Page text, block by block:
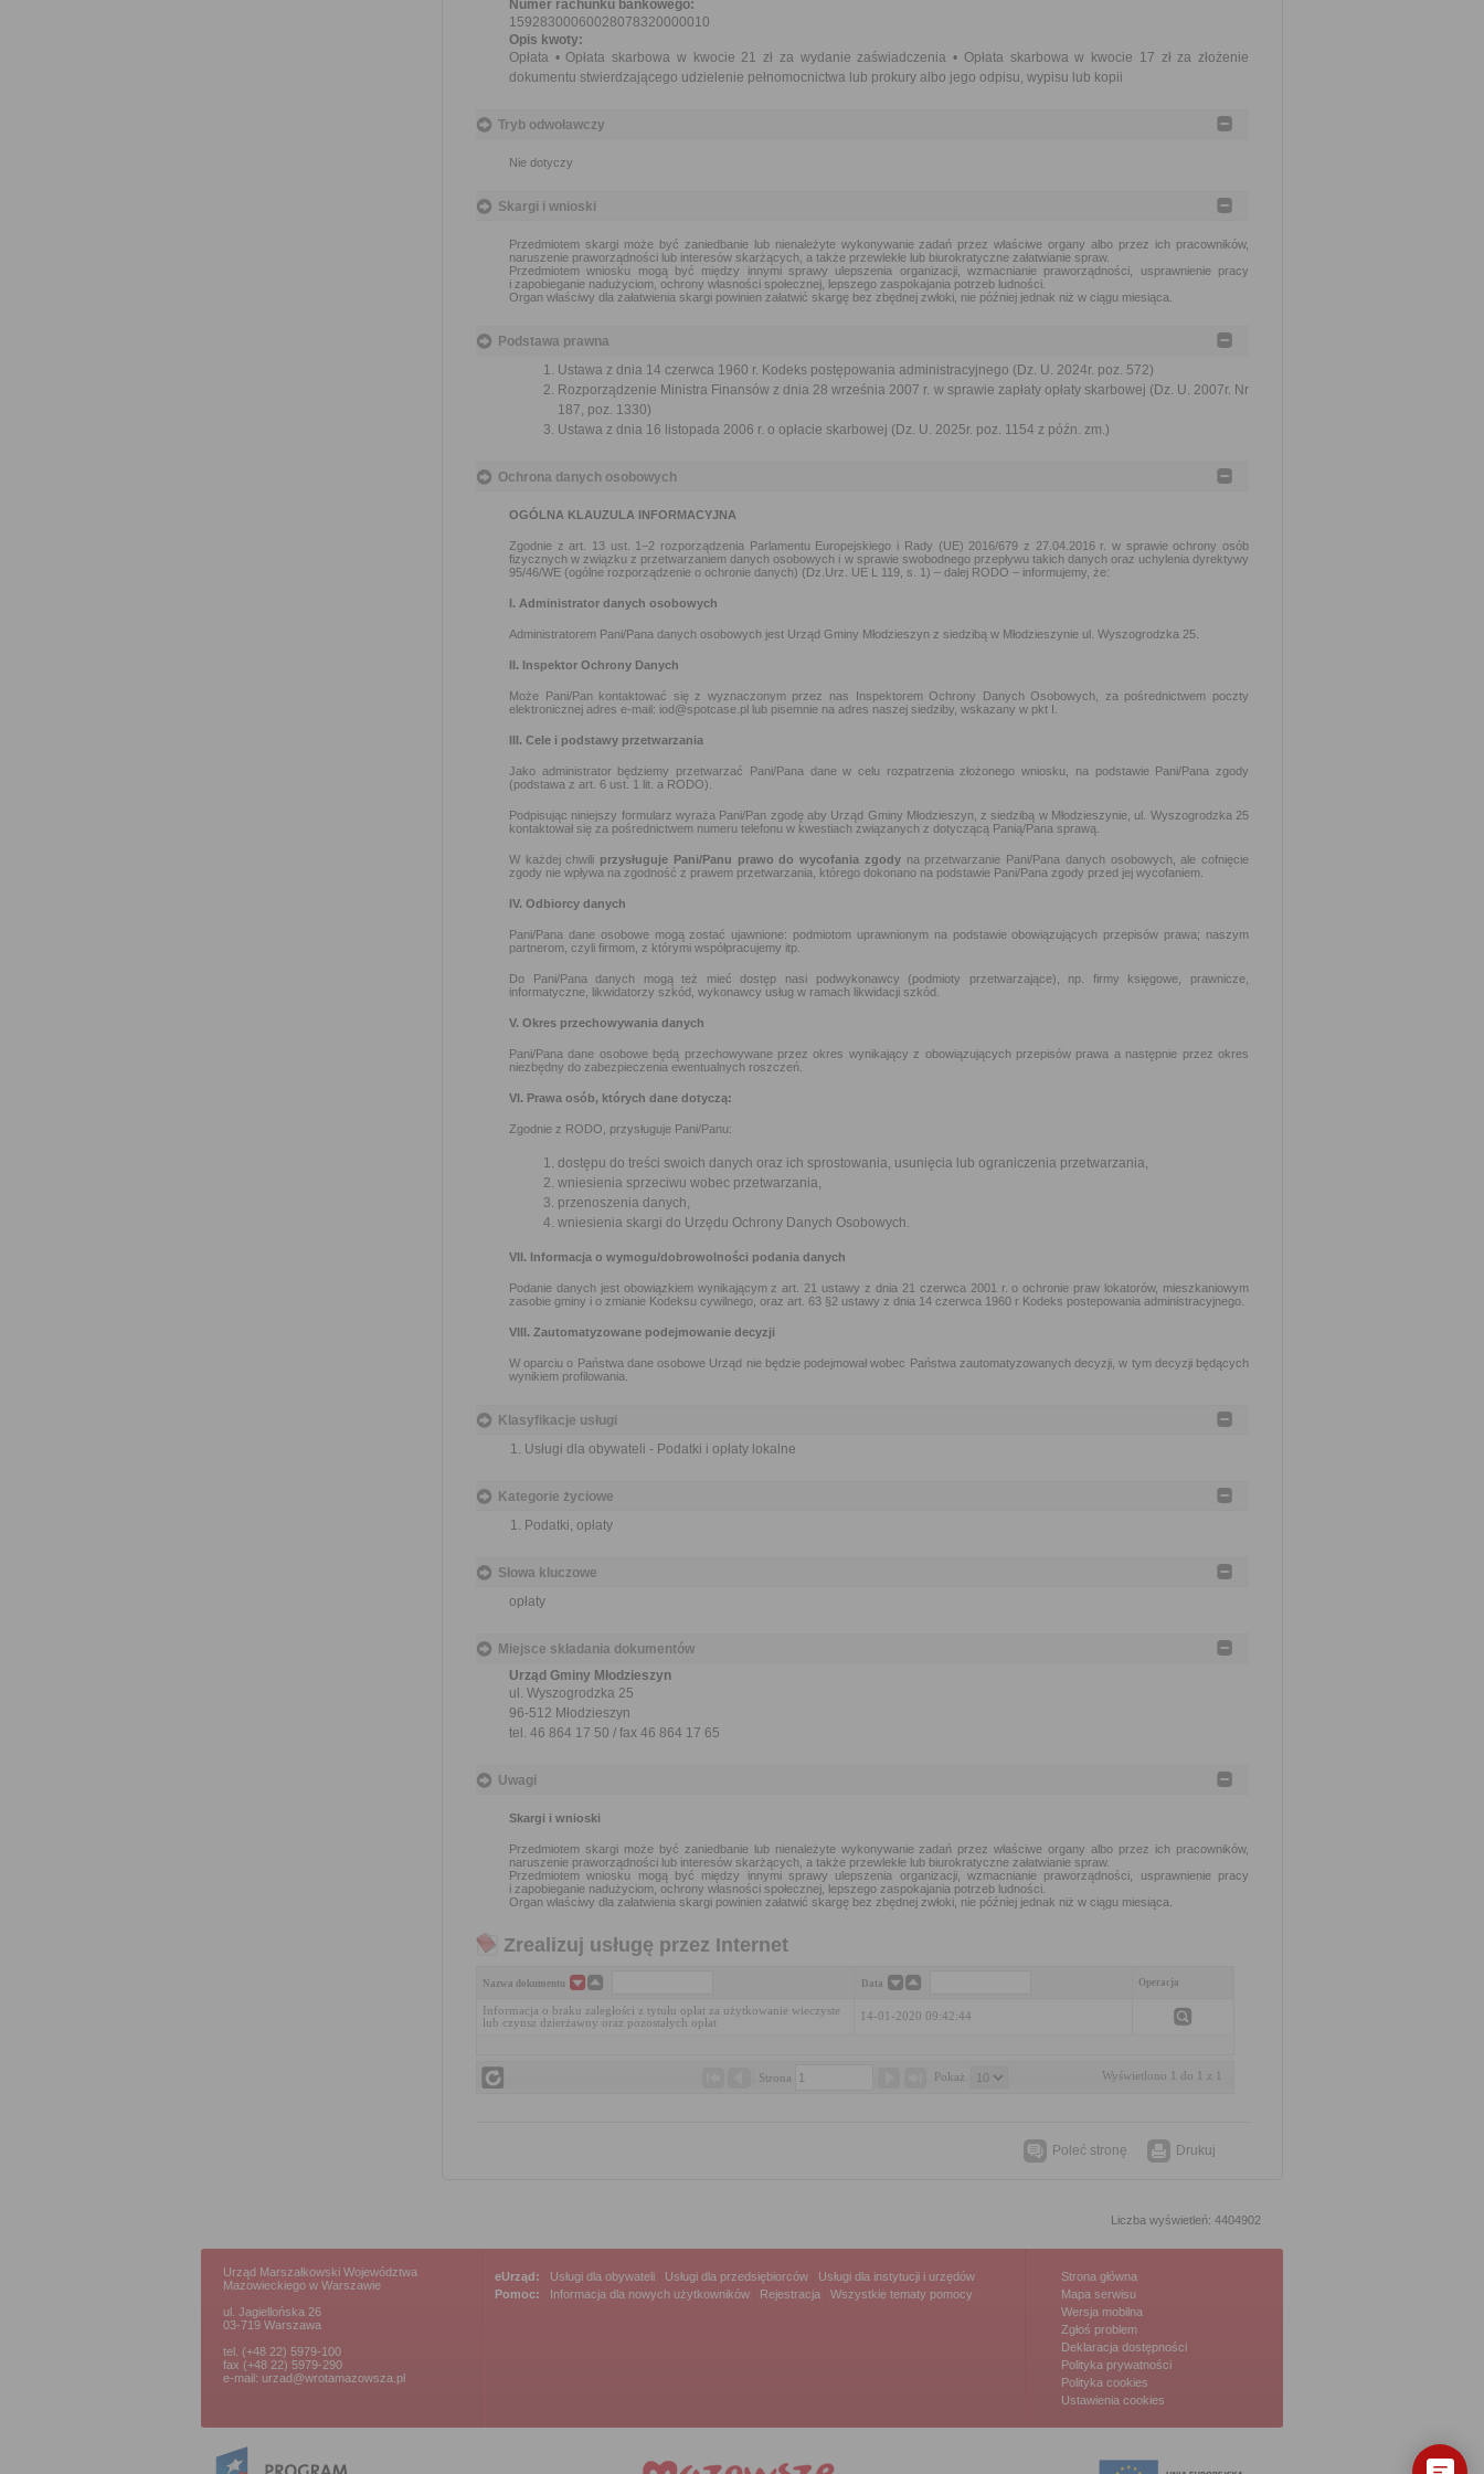
Numer rachunku bankowego:
15928300060028078320000010
Opis kwoty:
Opłata • Opłata skarbowa w kwocie 21 zł za wydanie zaświadczenia • Opłata skarbowa w kwocie 17 zł za złożenie
dokumentu stwierdzającego udzielenie pełnomocnictwa lub prokury albo jego odpisu, wypisu lub kopii
Tryb odwoławczy
Nie dotyczy
Skargi i wnioski
Przedmiotem skargi może być zaniedbanie lub nienależyte wykonywanie zadań przez właściwe organy albo przez ich pracowników,
naruszenie praworządności lub interesów skarżących, a także przewlekłe lub biurokratyczne załatwianie spraw.
Przedmiotem wniosku mogą być między innymi sprawy ulepszenia organizacji, wzmacnianie praworządności, usprawnienie pracy
i zapobieganie nadużyciom, ochrony własności społecznej, lepszego zaspokajania potrzeb ludności.
Organ właściwy dla załatwienia skargi powinien załatwić skargę bez zbędnej zwłoki, nie później jednak niż w ciągu miesiąca.
Podstawa prawna
Ustawa z dnia 14 czerwca 1960 r. Kodeks postępowania administracyjnego (Dz. U. 2024r. poz. 572)
Rozporządzenie Ministra Finansów z dnia 28 września 2007 r. w sprawie zapłaty opłaty skarbowej (Dz. U. 2007r. Nr
187, poz. 1330)
Ustawa z dnia 16 listopada 2006 r. o opłacie skarbowej (Dz. U. 2025r. poz. 1154 z późn. zm.)
Ochrona danych osobowych
OGÓLNA KLAUZULA INFORMACYJNA
Zgodnie z art. 13 ust. 1−2 rozporządzenia Parlamentu Europejskiego i Rady (UE) 2016/679 z 27.04.2016 r. w sprawie ochrony osób
fizycznych w związku z przetwarzaniem danych osobowych i w sprawie swobodnego przepływu takich danych oraz uchylenia dyrektywy
95/46/WE (ogólne rozporządzenie o ochronie danych) (Dz.Urz. UE L 119, s. 1) – dalej RODO − informujemy, że:
I. Administrator danych osobowych
Administratorem Pani/Pana danych osobowych jest Urząd Gminy Młodzieszyn z siedzibą w Młodzieszynie ul. Wyszogrodzka 25.
II. Inspektor Ochrony Danych
Może Pani/Pan kontaktować się z wyznaczonym przez nas Inspektorem Ochrony Danych Osobowych, za pośrednictwem poczty
elektronicznej adres e-mail: iod@spotcase.pl lub pisemnie na adres naszej siedziby, wskazany w pkt I.
III. Cele i podstawy przetwarzania
Jako administrator będziemy przetwarzać Pani/Pana dane w celu rozpatrzenia złożonego wniosku, na podstawie Pani/Pana zgody
(podstawa z art. 6 ust. 1 lit. a RODO).
Podpisując niniejszy formularz wyraża Pani/Pan zgodę aby Urząd Gminy Młodzieszyn, z siedzibą w Młodzieszynie, ul. Wyszogrodzka 25
kontaktował się za pośrednictwem numeru telefonu w kwestiach związanych z dotyczącą Panią/Pana sprawą.
W każdej chwili przysługuje Pani/Panu prawo do wycofania zgodyna przetwarzanie Pani/Pana danych osobowych, ale cofnięcie
zgody nie wpływa na zgodność z prawem przetwarzania, którego dokonano na podstawie Pani/Pana zgody przed jej wycofaniem.
IV. Odbiorcy danych
Pani/Pana dane osobowe mogą zostać ujawnione: podmiotom uprawnionym na podstawie obowiązujących przepisów prawa; naszym
partnerom, czyli firmom, z którymi współpracujemy itp.
Do Pani/Pana danych mogą też mieć dostęp nasi podwykonawcy (podmioty przetwarzające), np. firmy księgowe, prawnicze,
informatyczne, likwidatorzy szkód, wykonawcy usług w ramach likwidacji szkód.
V. Okres przechowywania danych
Pani/Pana dane osobowe będą przechowywane przez okres wynikający z obowiązujących przepisów prawa a następnie przez okres
niezbędny do zabezpieczenia ewentualnych roszczeń.
VI. Prawa osób, których dane dotyczą:
Zgodnie z RODO, przysługuje Pani/Panu:
dostępu do treści swoich danych oraz ich sprostowania, usunięcia lub ograniczenia przetwarzania,
wniesienia sprzeciwu wobec przetwarzania,
przenoszenia danych,
wniesienia skargi do Urzędu Ochrony Danych Osobowych.
VII. Informacja o wymogu/dobrowolności podania danych
Podanie danych jest obowiązkiem wynikającym z art. 21 ustawy z dnia 21 czerwca 2001 r. o ochronie praw lokatorów, mieszkaniowym
zasobie gminy i o zmianie Kodeksu cywilnego, oraz art. 63 §2 ustawy z dnia 14 czerwca 1960 r Kodeks postepowania administracyjnego.
VIII. Zautomatyzowane podejmowanie decyzji
W oparciu o Państwa dane osobowe Urząd nie będzie podejmował wobec Państwa zautomatyzowanych decyzji, w tym decyzji będących
wynikiem profilowania.
Klasyfikacje usługi
Usługi dla obywateli - Podatki i opłaty lokalne
Kategorie życiowe
Podatki, opłaty
Słowa kluczowe
opłaty
Miejsce składania dokumentów
Urząd Gminy Młodzieszyn
ul. Wyszogrodzka 25
96-512 Młodzieszyn
tel. 46 864 17 50 / fax 46 864 17 65
Uwagi
Skargi i wnioski
Przedmiotem skargi może być zaniedbanie lub nienależyte wykonywanie zadań przez właściwe organy albo przez ich pracowników,
naruszenie praworządności lub interesów skarżących, a także przewlekłe lub biurokratyczne załatwianie spraw.
Przedmiotem wniosku mogą być między innymi sprawy ulepszenia organizacji, wzmacnianie praworządności, usprawnienie pracy
i zapobieganie nadużyciom, ochrony własności społecznej, lepszego zaspokajania potrzeb ludności.
Organ właściwy dla załatwienia skargi powinien załatwić skargę bez zbędnej zwłoki, nie później jednak niż w ciągu miesiąca.
Zrealizuj usługę przez Internet
Nazwa dokumentu Data Operacja
Informacja o braku zaległości z tytułu opłat za użytkowanie wieczyste
lub czynsz dzierżawny oraz pozostałych opłat
14-01-2020 09:42:44
Strona Pokaż Wyświetlono 1 do 1 z 1
Poleć stronę Drukuj
Liczba wyświetleń: 4404902
Urząd Marszałkowski Województwa
Mazowieckiego w Warszawie
ul. Jagiellońska 26
03-719 Warszawa
tel. (+48 22) 5979-100
fax (+48 22) 5979-290
e-mail: urzad@wrotamazowsza.pl
eUrząd: Usługi dla obywateli Usługi dla przedsiębiorców
Usługi dla instytucji i urzędów
Pomoc:
Informacja dla nowych użytkowników Rejestracja |Wszystkie tematy pomocy
Strona główna
Mapa serwisu
Wersja mobilna
Zgłoś problem
Deklaracja dostępności
Polityka prywatności
Polityka cookies
Ustawienia cookies